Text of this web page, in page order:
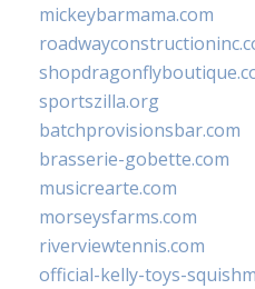
mickeybarmama.com
sportszilla.org
batchprovisionsbar.com
brasserie-gobette.com
musicrearte.com
morseysfarms.com
riverviewtennis.com
official-kelly-toys-